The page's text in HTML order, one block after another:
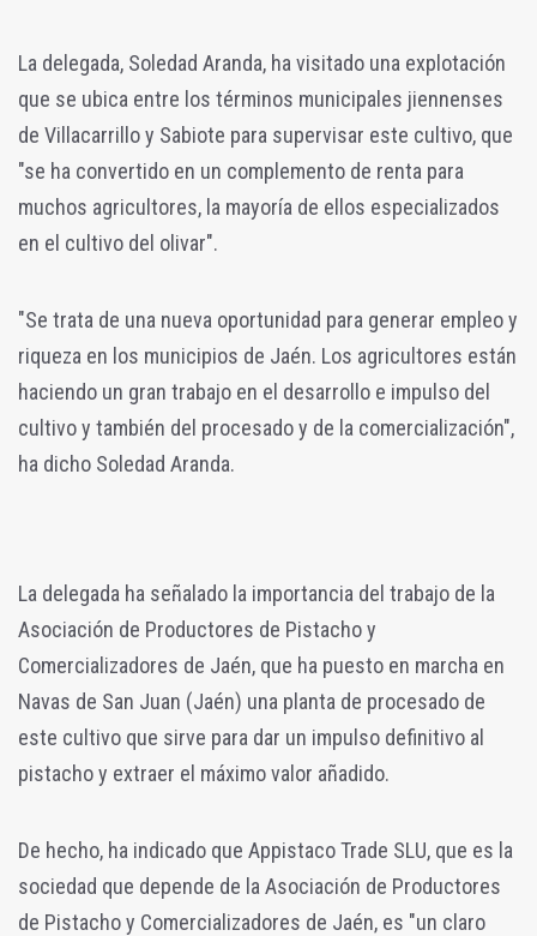
La delegada, Soledad Aranda, ha visitado una explotación
que se ubica entre los términos municipales jiennenses
de Villacarrillo y Sabiote para supervisar este cultivo, que
"se ha convertido en un complemento de renta para
muchos agricultores, la mayoría de ellos especializados
en el cultivo del olivar".
"Se trata de una nueva oportunidad para generar empleo y
riqueza en los municipios de Jaén. Los agricultores están
haciendo un gran trabajo en el desarrollo e impulso del
cultivo y también del procesado y de la comercialización",
ha dicho Soledad Aranda.
La delegada ha señalado la importancia del trabajo de la
Asociación de Productores de Pistacho y
Comercializadores de Jaén, que ha puesto en marcha en
Navas de San Juan (Jaén) una planta de procesado de
este cultivo que sirve para dar un impulso definitivo al
pistacho y extraer el máximo valor añadido.
De hecho, ha indicado que Appistaco Trade SLU, que es la
sociedad que depende de la Asociación de Productores
de Pistacho y Comercializadores de Jaén, es "un claro